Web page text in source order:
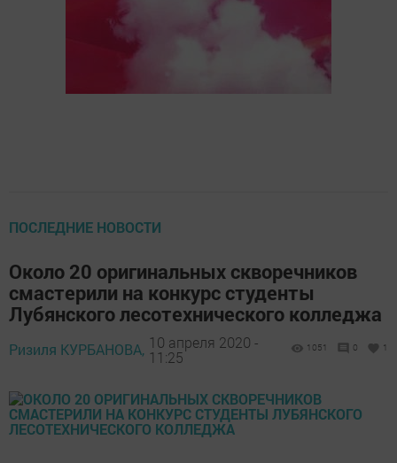
ПОСЛЕДНИЕ НОВОСТИ
Около 20 оригинальных скворечников
смастерили на конкурс студенты
Лубянского лесотехнического колледжа
Ризиля КУРБАНОВА, 10 апреля 2020 -
11:25
1051 0 1